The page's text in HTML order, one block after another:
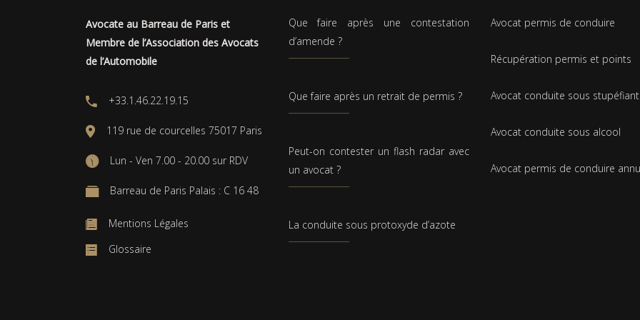
Avocate au Barreau de Paris et
Membre de l’Association des Avocats
de l’Automobile
+33.1.46.22.19.15
119 rue de courcelles 75017 Paris
Lun - Ven 7.00 - 20.00 sur RDV
Barreau de Paris Palais : C 16 48
Mentions Légales
Glossaire
Que faire après une contestation
d’amende ?
Que faire après un retrait de permis ?
Peut-on contester un flash radar avec
un avocat ?
La conduite sous protoxyde d’azote
Avocat permis de conduire
Récupération permis et points
Avocat conduite sous
Avocat conduite sous alcool
Avocat permis de conduire